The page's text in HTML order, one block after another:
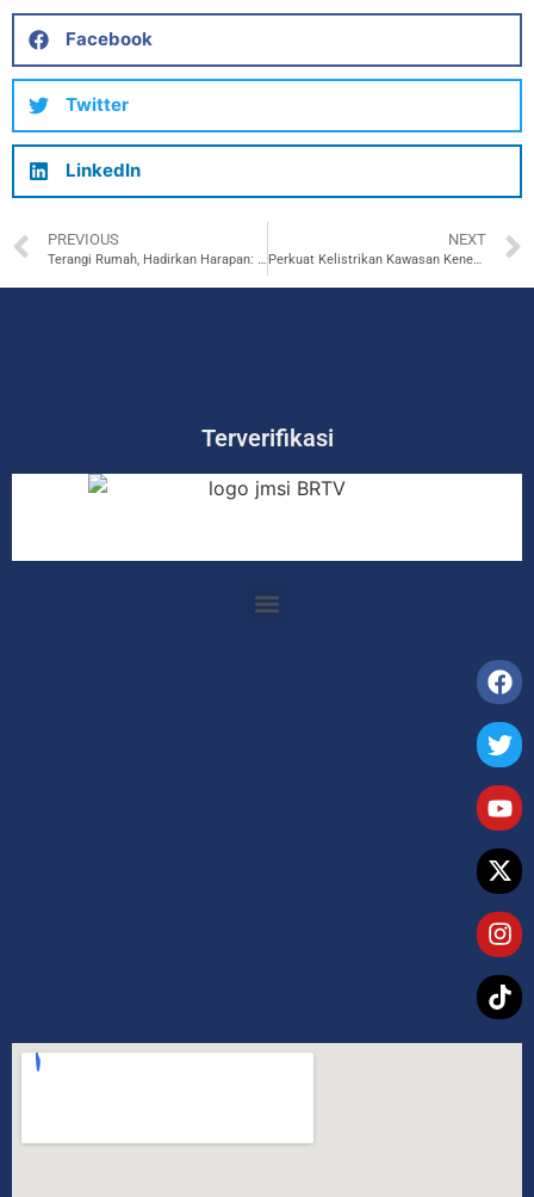
Facebook
Twitter
LinkedIn
PREVIOUS
Terangi Rumah, Hadirkan Harapan: Polres Metro Bekasi Apresiasi PLN Cikarang Berikan Sambungan Listrik Gratis bagi Penerima Rumah Layak Huni Hari Bhayangkara ke-80
NEXT
Perkuat Kelistrikan Kawasan Kenegaraan, Posko Siaga PLN Istana Wakil Presiden Resmi Beroperasi
Terverifikasi